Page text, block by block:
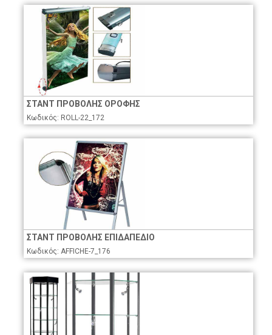
ΣΤΑΝΤ ΠΡΟΒΟΛΗΣ ΟΡΟΦΗΣ
Κωδικός: ROLL-22_172
ΣΤΑΝΤ ΠΡΟΒΟΛΗΣ ΕΠΙΔΑΠΕΔΙΟ
Κωδικός: AFFICHE-7_176